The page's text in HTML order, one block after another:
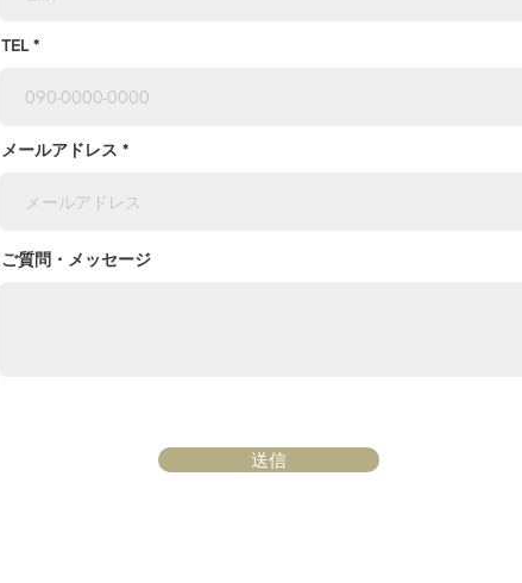
TEL
メールアドレス
ご質問・メッセージ
送信